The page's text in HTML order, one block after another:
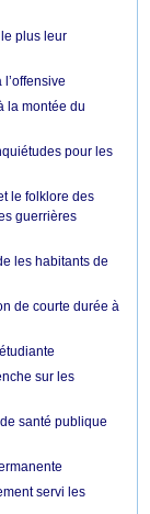
plus leur
la montée du
pour les
le folklore des
guerrières
les habitants de
de courte durée à
sur les
santé publique
servi les